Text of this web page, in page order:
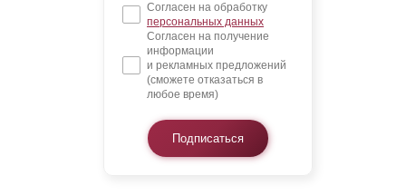
Согласен на обработку
персональных данных
Согласен на получение
информации
и рекламных предложений
(сможете отказаться в
любое время)
Подписаться